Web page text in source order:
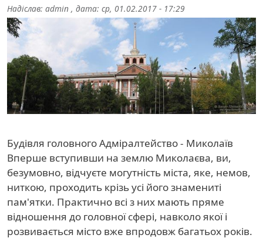
Надіслав: admin , дата: ср, 01.02.2017 - 17:29
Image
Будівля головного Адміралтейство - Миколаїв
Вперше вступивши на землю Миколаєва, ви,
безумовно, відчуєте могутність міста, яке, немов,
ниткою, проходить крізь усі його знамениті
пам'ятки. Практично всі з них мають пряме
відношення до головної сфері, навколо якої і
розвивається місто вже впродовж багатьох років.